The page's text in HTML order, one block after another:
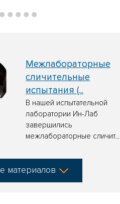
•••••
Межлабораторные
сличительные
испытания (...
В нашей испытательной
лаборатории Ин-Лаб
завершились
межлабораторные сличит...
материалов